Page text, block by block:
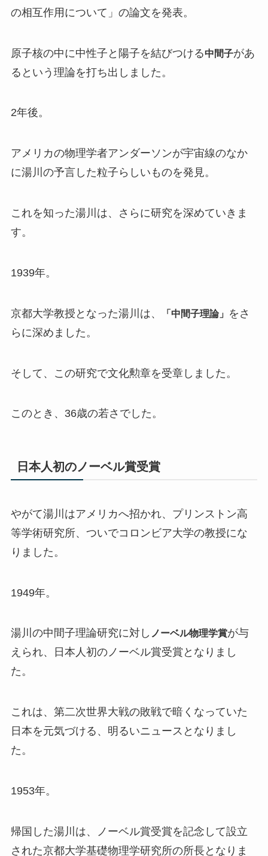
の相互作用について」の論文を発表。
原子核の中に中性子と陽子を結びつける中間子があ
るという理論を打ち出しました。
2年後。
アメリカの物理学者アンダーソンが宇宙線のなか
に湯川の予言した粒子らしいものを発見。
これを知った湯川は、さらに研究を深めていきま
す。
1939年。
京都大学教授となった湯川は、 「中間子理論」
をさ
らに深めました。
そして、この研究で文化勲章を受章しました。
このとき、36歳の若さでした。
日本人初のノーベル賞受賞
やがて湯川はアメリカへ招かれ、プリンストン高
等学術研究所、ついでコロンビア大学の教授にな
りました。
1949年。
湯川の中間子理論研究に対し ノーベル物理学賞が与
えられ、日本人初のノーベル賞受賞となりまし
た。
これは、第二次世界大戦の敗戦で暗くなっていた
日本を元気づける、明るいニュースとなりまし
た。
1953年。
帰国した湯川は、ノーベル賞受賞を記念して設立
された京都大学基礎物理学研究所の所長となりま